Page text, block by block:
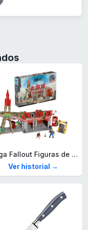
Mega Fallout Figuras de acción y Juguetes de construcción, Parada de Camiones Red Rocket con 824 Piezas, 2 Personajes articulados y Accesorios, para coleccionistas, HXT00
Ver historial →